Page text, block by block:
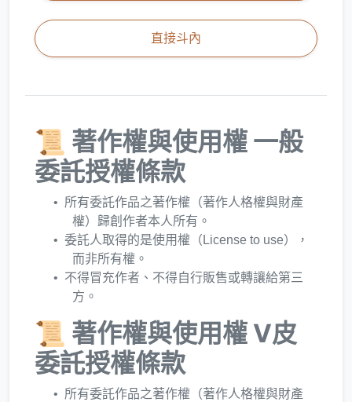
直接斗內
📜 著作權與使用權 一般
委託授權條款
所有委託作品之著作權（著作人格權與財產
權）歸創作者本人所有。
委託人取得的是使用權（License to use），
而非所有權。
不得冒充作者、不得自行販售或轉讓給第三
方。
📜 著作權與使用權 V皮
委託授權條款
所有委託作品之著作權（著作人格權與財產